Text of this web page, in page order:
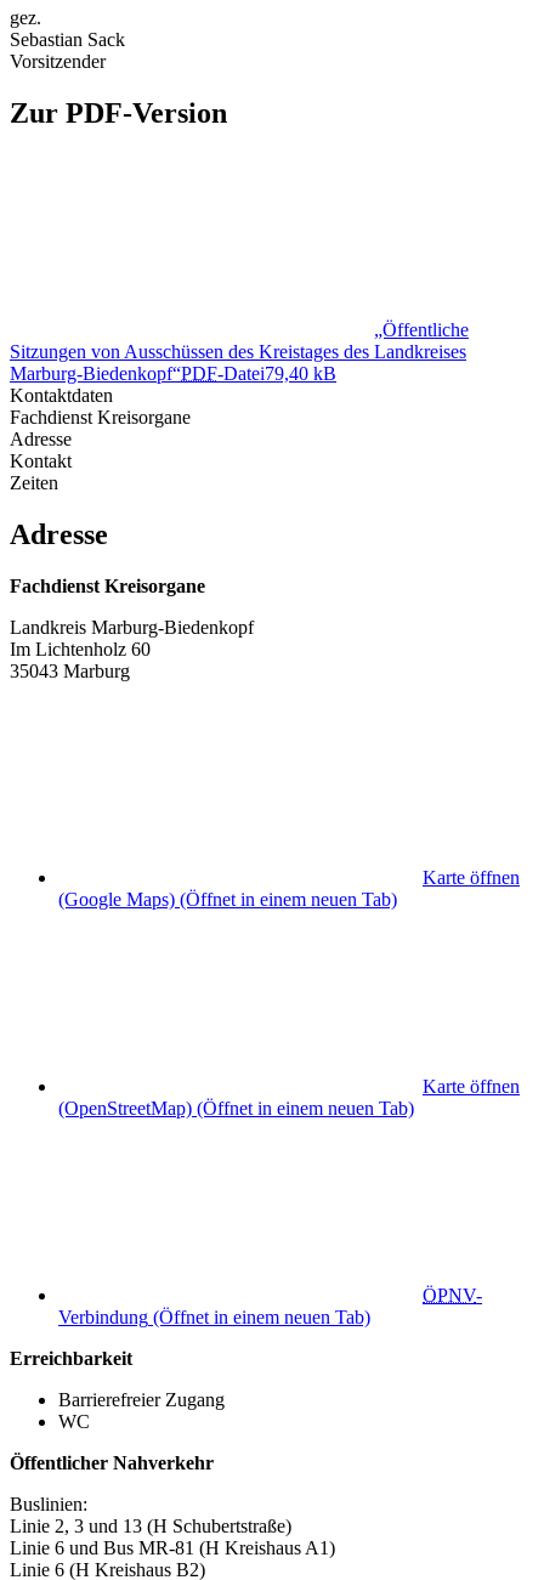
gez.
Sebastian Sack
Vorsitzender
Zur PDF-Version
„Öffentliche
Sitzungen von Ausschüssen des Kreistages des Landkreises
Marburg-Biedenkopf“PDF-Datei79,40 kB
Kontaktdaten
Fachdienst Kreisorgane
Adresse
Kontakt
Zeiten
Adresse
Fachdienst Kreisorgane
Landkreis Marburg-Biedenkopf
Im Lichtenholz 60
35043 Marburg
Karte öffnen
(Google Maps) (Öffnet in einem neuen Tab)
Karte öffnen
(OpenStreetMap) (Öffnet in einem neuen Tab)
ÖPNV-
Verbindung (Öffnet in einem neuen Tab)
Erreichbarkeit
Barrierefreier Zugang
WC
Öffentlicher Nahverkehr
Buslinien:
Linie 2, 3 und 13 (H Schubertstraße)
Linie 6 und Bus MR-81 (H Kreishaus A1)
Linie 6 (H Kreishaus B2)